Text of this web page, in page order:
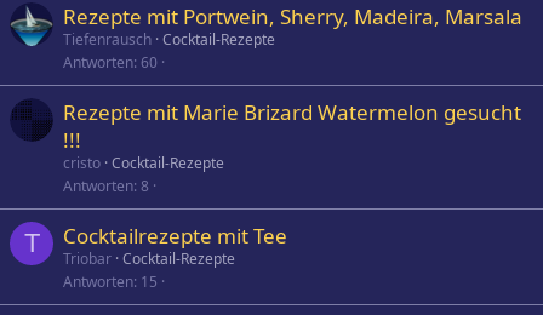
Rezepte mit Portwein, Sherry, Madeira, Marsala
Tiefenrausch Cocktail-Rezepte
Antworten 60
Rezepte mit Marie Brizard Watermelon gesucht
!!!
cristo Cocktail-Rezepte
Antworten 8
T Cocktailrezepte mit Tee
Triobar Cocktail-Rezepte
Antworten 15